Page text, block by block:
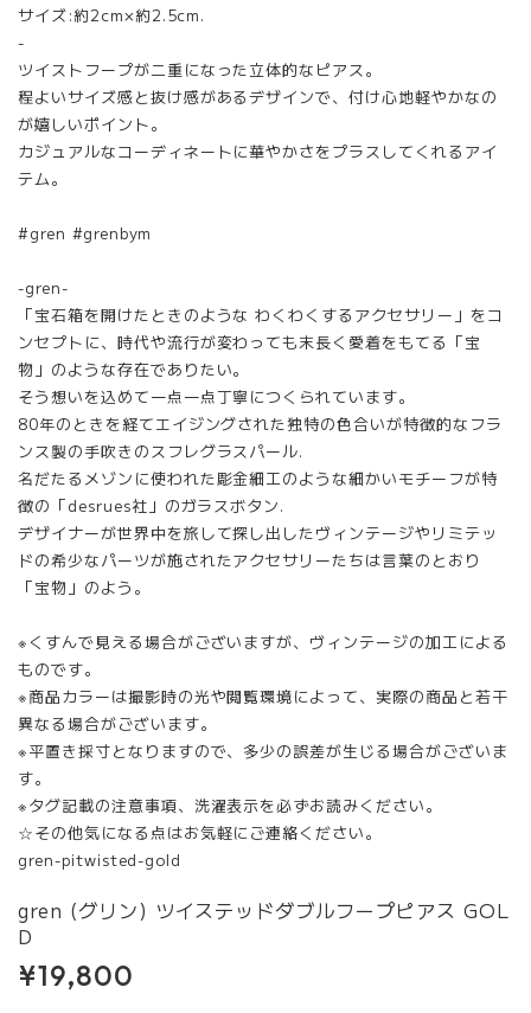
サイズ:約2cm×約2.5cm.
-
ツイストフープが二重になった立体的なピアス。
程よいサイズ感と抜け感があるデザインで、付け心地軽やかなの
が嬉しいポイント。
カジュアルなコーディネートに華やかさをプラスしてくれるアイ
テム。
#gren #grenbym
-gren-
「宝石箱を開けたときのような わくわくするアクセサリー」をコ
ンセプトに、時代や流行が変わっても末長く愛着をもてる「宝
物」のような存在でありたい。
そう想いを込めて一点一点丁寧につくられています。
80年のときを経てエイジングされた独特の色合いが特徴的なフラ
ンス製の手吹きのスフレグラスパール.
名だたるメゾンに使われた彫金細工のような細かいモチーフが特
徴の「desrues社」のガラスボタン.
デザイナーが世界中を旅して探し出したヴィンテージやリミテッ
ドの希少なパーツが施されたアクセサリーたちは言葉のとおり
「宝物」のよう。
※くすんで見える場合がございますが、ヴィンテージの加工による
ものです。
※商品カラーは撮影時の光や閲覧環境によって、実際の商品と若干
異なる場合がございます。
※平置き採寸となりますので、多少の誤差が生じる場合がございま
す。
※タグ記載の注意事項、洗濯表示を必ずお読みください。
☆その他気になる点はお気軽にご連絡ください。
gren-pitwisted-gold
gren (グリン) ツイステッドダブルフープピアス GOL
D
¥19,800